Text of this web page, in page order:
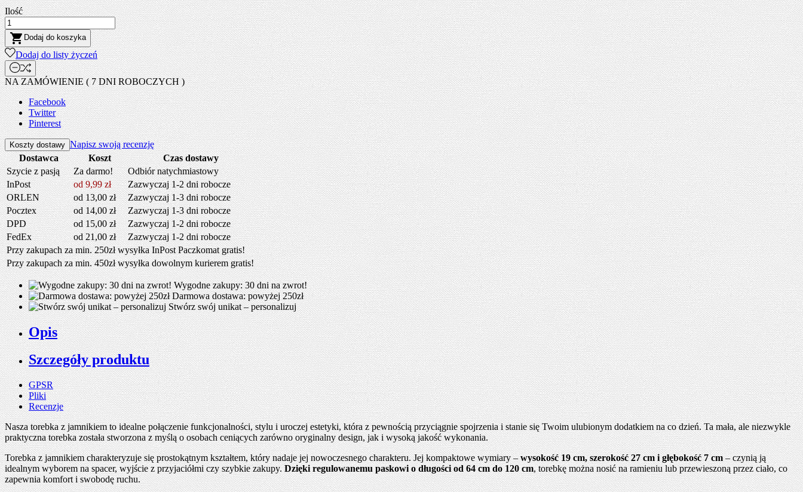
Ilość
 Dodaj do koszyka
Dodaj do listy życzeń
NA ZAMÓWIENIE ( 7 DNI ROBOCZYCH )
Facebook
Twitter
Pinterest
Koszty dostawy Napisz swoją recenzję
Dostawca
Koszt
Czas dostawy
Szycie z pasją
Za darmo!
Odbiór natychmiastowy
InPost
od 9,99 zł
Zazwyczaj 1-2 dni robocze
ORLEN
od 13,00 zł
Zazwyczaj 1-3 dni robocze
Pocztex
od 14,00 zł
Zazwyczaj 1-3 dni robocze
DPD
od 15,00 zł
Zazwyczaj 1-2 dni robocze
FedEx
od 21,00 zł
Zazwyczaj 1-2 dni robocze
Przy zakupach za min. 250zł wysyłka InPost Paczkomat gratis!
Przy zakupach za min. 450zł wysyłka dowolnym kurierem gratis!
Wygodne zakupy: 30 dni na zwrot!
Darmowa dostawa: powyżej 250zł
Stwórz swój unikat – personalizuj
Opis
Szczegóły produktu
GPSR
Pliki
Recenzje
Nasza torebka z jamnikiem to idealne połączenie funkcjonalności, stylu i uroczej estetyki, która z pewnością przyciągnie spojrzenia i stanie się Twoim ulubionym dodatkiem na co dzień. Ta mała, ale niezwykle
praktyczna torebka została stworzona z myślą o osobach ceniących zarówno oryginalny design, jak i wysoką jakość wykonania.
Torebka z jamnikiem charakteryzuje się prostokątnym kształtem, który nadaje jej nowoczesnego charakteru. Jej kompaktowe wymiary –wysokość 19 cm, szerokość 27 cm i głębokość 7 cm– czynią ją
idealnym wyborem na spacer, wyjście z przyjaciółmi czy szybkie zakupy.Dzięki regulowanemu paskowi o długości od 64 cm do 120 cm, torebkę można nosić na ramieniu lub przewieszoną przez ciało, co
zapewnia komfort i swobodę ruchu.